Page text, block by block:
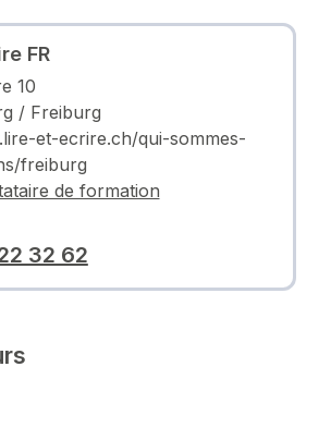
FR
10
/ Freiburg
et-ecrire.ch/qui-sommes-
freiburg
de formation
32 62